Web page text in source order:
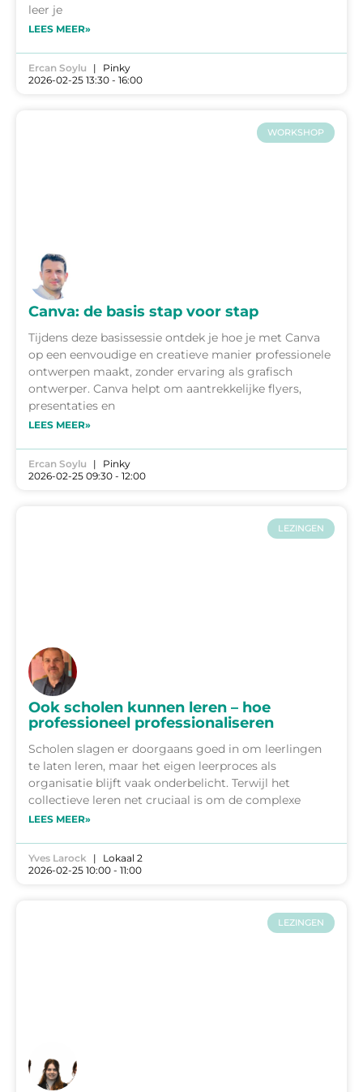
leer je
LEES MEER»
Ercan Soylu
Pinky
2026-02-25 13:30 - 16:00
WORKSHOP
Canva: de basis stap voor stap
Tijdens deze basissessie ontdek je hoe je met Canva
op een eenvoudige en creatieve manier professionele
ontwerpen maakt, zonder ervaring als grafisch
ontwerper. Canva helpt om aantrekkelijke flyers,
presentaties en
LEES MEER»
Ercan Soylu
Pinky
2026-02-25 09:30 - 12:00
LEZINGEN
Ook scholen kunnen leren – hoe
professioneel professionaliseren
Scholen slagen er doorgaans goed in om leerlingen
te laten leren, maar het eigen leerproces als
organisatie blijft vaak onderbelicht. Terwijl het
collectieve leren net cruciaal is om de complexe
LEES MEER»
Yves Larock
Lokaal 2
2026-02-25 10:00 - 11:00
LEZINGEN